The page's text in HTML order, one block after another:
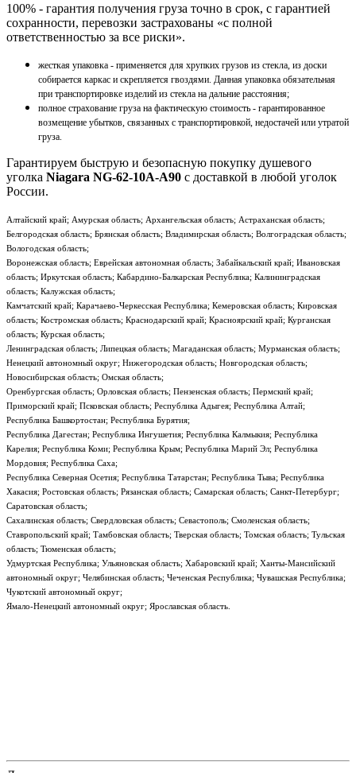
100% - гарантия получения груза точно в срок, с гарантией
сохранности, перевозки застрахованы «с полной
ответственностью за все риски».
жесткая упаковка - применяется для хрупких грузов из стекла, из доски
собирается каркас и скрепляется гвоздями. Данная упаковка обязательная
при транспортировке изделий из стекла на дальние расстояния;
полное страхование груза на фактическую стоимость - гарантированное
возмещение убытков, связанных с транспортировкой, недостачей или утратой
груза.
Гарантируем быструю и безопасную покупку душевого
уголка Niagara NG-62-10A-A90 с доставкой в любой уголок
России.
Алтайский край; Амурская область; Архангельская область; Астраханская область;
Белгородская область; Брянская область; Владимирская область; Волгоградская область;
Вологодская область;
Воронежская область; Еврейская автономная область; Забайкальский край; Ивановская
область; Иркутская область; Кабардино-Балкарская Республика; Калининградская
область; Калужская область;
Камчатский край; Карачаево-Черкесская Республика; Кемеровская область; Кировская
область; Костромская область; Краснодарский край; Красноярский край; Курганская
область; Курская область;
Ленинградская область; Липецкая область; Магаданская область; Мурманская область;
Ненецкий автономный округ; Нижегородская область; Новгородская область;
Новосибирская область; Омская область;
Оренбургская область; Орловская область; Пензенская область; Пермский край;
Приморский край; Псковская область; Республика Адыгея; Республика Алтай;
Республика Башкортостан; Республика Бурятия;
Республика Дагестан; Республика Ингушетия; Республика Калмыкия; Республика
Карелия; Республика Коми; Республика Крым; Республика Марий Эл; Республика
Мордовия; Республика Саха;
Республика Северная Осетия; Республика Татарстан; Республика Тыва; Республика
Хакасия; Ростовская область; Рязанская область; Самарская область; Санкт-Петербург;
Саратовская область;
Сахалинская область; Свердловская область; Севастополь; Смоленская область;
Ставропольский край; Тамбовская область; Тверская область; Томская область; Тульская
область; Тюменская область;
Удмуртская Республика; Ульяновская область; Хабаровский край; Ханты-Мансийский
автономный округ; Челябинская область; Чеченская Республика; Чувашская Республика;
Чукотский автономный округ;
Ямало-Ненецкий автономный округ; Ярославская область.